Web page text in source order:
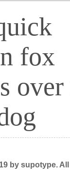
fox
over
by supotype.